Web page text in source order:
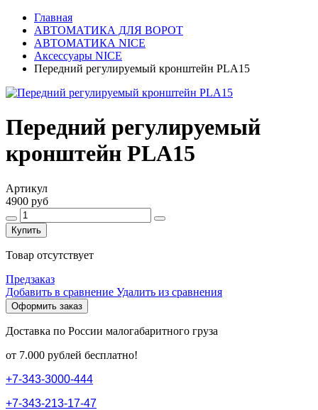
Главная
АВТОМАТИКА ДЛЯ ВОРОТ
АВТОМАТИКА NICE
Аксессуары NICE
Передний регулируемый кронштейн PLA15
Передний регулируемый
кронштейн PLA15
Артикул
4900 руб
Купить
Товар отсутствует
Предзаказ
Добавить в сравнение Удалить из сравнения
Оформить заказ
Доставка по России малогабаритного груза
от 7.000 рублей бесплатно!
+7-343-3000-444
+7-343-213-17-47